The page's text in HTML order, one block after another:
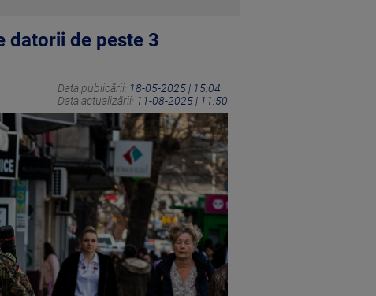
datorii de peste 3
Data publicării: 18-05-2025 | 15:04
Data actualizării: 11-08-2025 | 11:50